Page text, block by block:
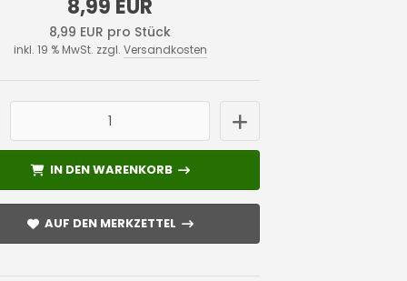
8,99 EUR
8,99 EUR pro Stück
inkl. 19 % MwSt. zzgl. Versandkosten
IN DEN WARENKORB
IN DEN WARENKORB
AUF DEN MERKZETTEL
AUF DEN MERKZETTEL